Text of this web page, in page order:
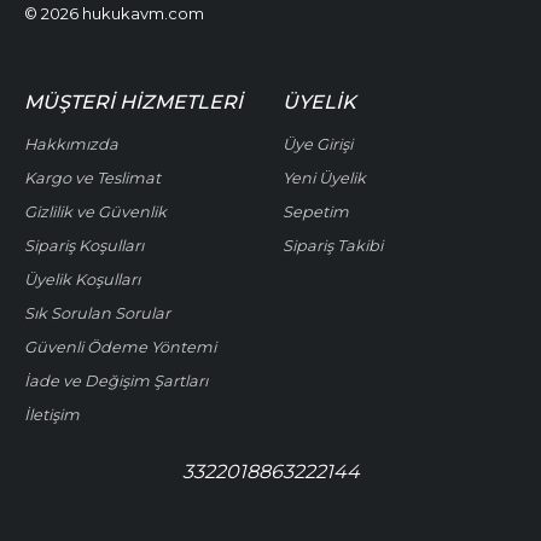
© 2026 hukukavm.com
MÜŞTERI HIZMETLERI
Hakkımızda
Kargo ve Teslimat
Gizlilik ve Güvenlik
Sipariş Koşulları
Üyelik Koşulları
Sık Sorulan Sorular
Güvenli Ödeme Yöntemi
İade ve Değişim Şartları
İletişim
ÜYELIK
Üye Girişi
Yeni Üyelik
Sepetim
Sipariş Takibi
3322018863222144